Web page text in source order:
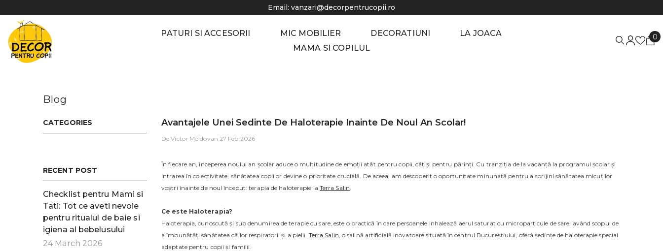
Email: vanzari@decorpentrucopii.ro
PATURI SI ACCESORII MIC MOBILIER DECORATIUNI
LA JOACA
MAMA SI COPILUL
00
Blog
CATEGORIES
RECENT POST
Checklist pentru Mami si
Tati: Tot ce aveti nevoie
pentru ritualul de baie si
igiena al bebelusului
24 March 2026
Avantajele Unei Sedinte De Haloterapie Inainte De Noul An Scolar!
De Victor Moldovan 27 Feb 2026
În fiecare an, începerea noului an școlar aduce o multitudine de emoții atât pentru copii, cât și pentru părinți. Cu tranziția de la vacanță la programul școlar și
intrarea în colectivitate, sănătatea copiilor devine o prioritate crucială. De aceea, am descoperit o oportunitate minunată pentru a sprijini sănătatea micuților
voștri înainte de noul început: terapia de haloterapie la Terra Salin.
Ce este Haloterapia?
Haloterapia, cunoscută și sub denumirea de terapie cu sare, este o practică în care persoanele inhalează aerul saturat cu microparticule de sare, având scopul de
a îmbunătăți sănătatea căilor respiratorii și a pielii. Terra Salin, o salină artificială inovatoare situată în centrul Bucureștiului, oferă ședințe de haloterapie special
adaptate pentru copii și familii.